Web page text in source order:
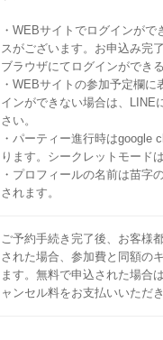
・WEBサイトでログインがで
スがございます。お申込み完
ブラウザにてログインができ
・WEBサイトの参加予定欄
インができない場合は、LINE
さい。
・パーティー進行時はgoogle
ります。シークレットモード
・プロフィールの名前は苗字
されます。
ご予約手続き完了後、お客様
された場合、参加費と同額の
ます。無料で申込された場合
ャンセル料をお支払いいただき